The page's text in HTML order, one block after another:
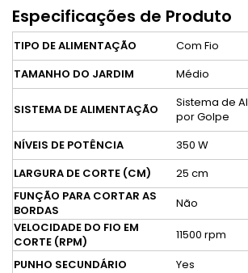
Especificações de Produto
TIPO DE ALIMENTAÇÃO
Com Fio
TAMANHO DO JARDIM
Médio
SISTEMA DE ALIMENTAÇÃO
Sistema de
por Golpe
NÍVEIS DE POTÊNCIA
350 W
LARGURA DE CORTE (CM)
25 cm
FUNÇÃO PARA CORTAR AS
BORDAS
Não
VELOCIDADE DO FIO EM
CORTE (RPM)
11500 rpm
PUNHO SECUNDÁRIO
Yes